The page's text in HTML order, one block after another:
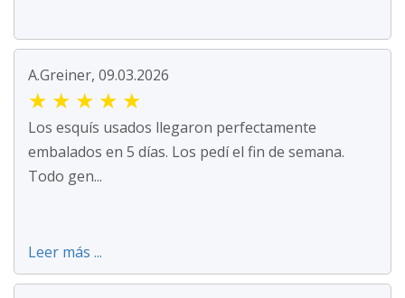
A.Greiner, 09.03.2026
★ ★ ★ ★ ★
Los esquís usados llegaron perfectamente
embalados en 5 días. Los pedí el fin de semana.
Todo gen...
Leer más ...